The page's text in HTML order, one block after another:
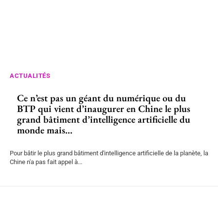
ACTUALITÉS
Ce n’est pas un géant du numérique ou du
BTP qui vient d’inaugurer en Chine le plus
grand bâtiment d’intelligence artificielle du
monde mais...
Pour bâtir le plus grand bâtiment d'intelligence artificielle de la planète, la
Chine n'a pas fait appel à...